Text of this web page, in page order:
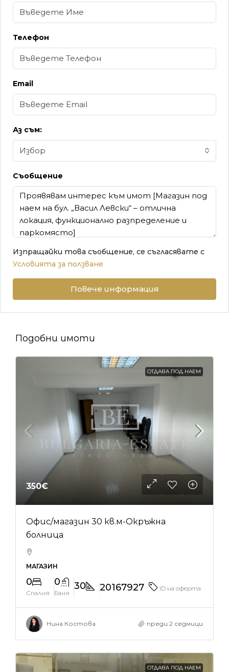
Телефон
Email
Аз съм:
Избор
Съобщение
Изпращайки това съобщение, се съгласявате с
Условията за ползване
Повече информация
Подобни имоти
ОТДАВА ПОД НАЕМ
350€
Офис/магазин 30 кв.м-Окръжна
болница
МАГАЗИН
0
Спалня
0
Баня
30 20167927 ID на оферта
Нина Костова преди 2 седмици
ОТДАВА ПОД НАЕМ